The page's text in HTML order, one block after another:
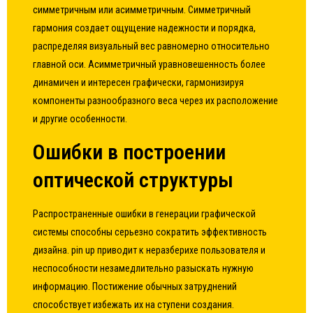
симметричным или асимметричным. Симметричный
гармония создает ощущение надежности и порядка,
распределяя визуальный вес равномерно относительно
главной оси. Асимметричный уравновешенность более
динамичен и интересен графически, гармонизируя
компоненты разнообразного веса через их расположение
и другие особенности.
Ошибки в построении
оптической структуры
Распространенные ошибки в генерации графической
системы способны серьезно сократить эффективность
дизайна. pin up приводит к неразберихе пользователя и
неспособности незамедлительно разыскать нужную
информацию. Постижение обычных затруднений
способствует избежать их на ступени создания.